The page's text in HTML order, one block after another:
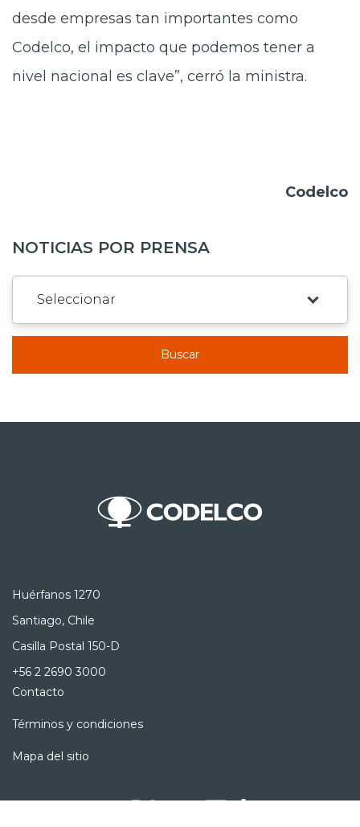
desde empresas tan importantes como
Codelco, el impacto que podemos tener a
nivel nacional es clave”, cerró la ministra.
Codelco
NOTICIAS POR PRENSA
Buscar
Huérfanos 1270
Santiago, Chile
Casilla Postal 150-D
+56 2 2690 3000
Contacto
Términos y condiciones
Mapa del sitio